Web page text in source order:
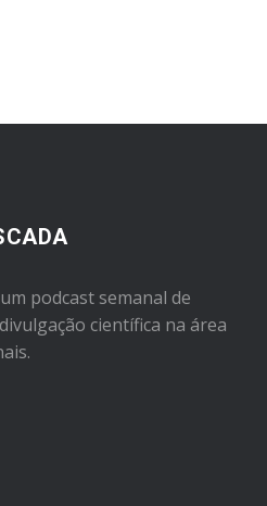
podcast semanal de
científica na área